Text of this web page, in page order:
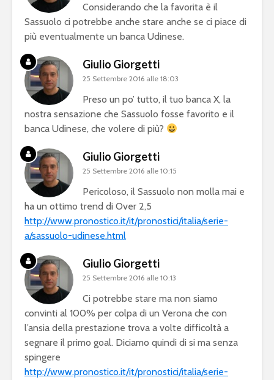
Considerando che la favorita è il
Sassuolo ci potrebbe anche stare anche se ci piace di
più eventualmente un banca Udinese.
Giulio Giorgetti
25 Settembre 2016 alle 18:03
Preso un po’ tutto, il tuo banca X, la
nostra sensazione che Sassuolo fosse favorito e il
banca Udinese, che volere di più?
Giulio Giorgetti
25 Settembre 2016 alle 10:15
Pericoloso, il Sassuolo non molla mai e
ha un ottimo trend di Over 2,5
http://www.pronostico.it/it/pronostici/italia/serie-
a/sassuolo-udinese.html
Giulio Giorgetti
25 Settembre 2016 alle 10:13
Ci potrebbe stare ma non siamo
convinti al 100% per colpa di un Verona che con
l’ansia della prestazione trova a volte difficoltà a
segnare il primo goal. Diciamo quindi di si ma senza
spingere
http://www.pronostico.it/it/pronostici/italia/serie-